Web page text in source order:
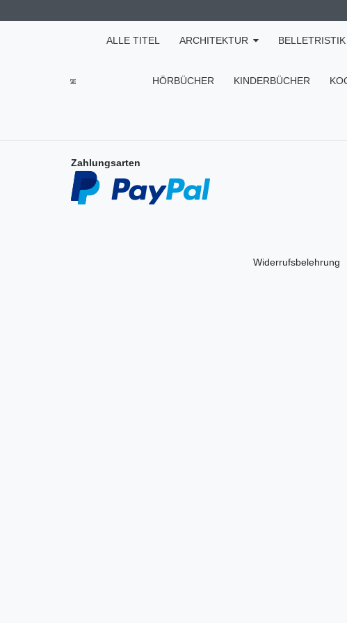
ALLE TITEL ARCHITEKTUR BELLETRISTIK
HÖRBÜCHER KINDERBÜCHER
Zahlungsarten
Widerrufs­belehrung